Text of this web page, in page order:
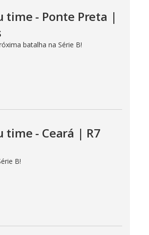
time - Ponte Preta |
batalha na Série B!
time - Ceará | R7
B!